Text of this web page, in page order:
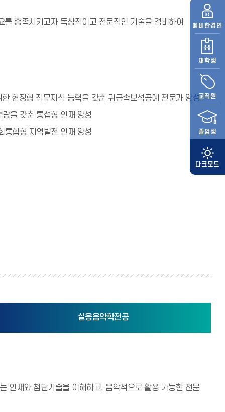
예비 한경인
재학생
교직원
졸업생
충족시키고자 독창적이고 전문적인 기술을 겸비하여
현장형 직무지식 능력을 갖춘 귀금속보석공예 전문가 양성
을 갖춘 통섭형 인재 양성
통합형 지역발전 인재 양성
실용음악학전공
인재와 첨단기술을 이해하고, 음악적으로 활용 가능한 전문